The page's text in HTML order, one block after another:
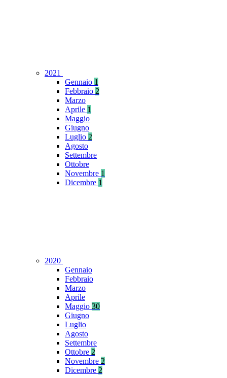
2021
Gennaio 1
Febbraio 2
Marzo
Aprile 1
Maggio
Giugno
Luglio 2
Agosto
Settembre
Ottobre
Novembre 1
Dicembre 1
2020
Gennaio
Febbraio
Marzo
Aprile
Maggio 30
Giugno
Luglio
Agosto
Settembre
Ottobre 2
Novembre 2
Dicembre 2